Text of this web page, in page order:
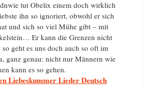
tut Obelix einem doch wirklich
ihn so ignoriert, obwohl er sich
und sich so viel Mühe gibt – mit
Er kann die Grenzen nicht
geht es uns doch auch so oft im
ganz genau: nicht nur Männern wie
kann es so gehen.
Liebeskummer Lieder Deutsch